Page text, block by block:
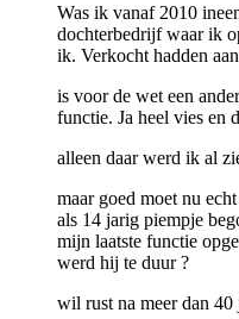
Was ik vanaf 2010
dochterbedrijf waar ik
ik. Verkocht hadden
is voor de wet een
functie. Ja heel vies en
alleen daar werd ik al
maar goed moet nu
als 14 jarig piempje
mijn laatste functie
werd hij te duur ?
wil rust na meer dan 40